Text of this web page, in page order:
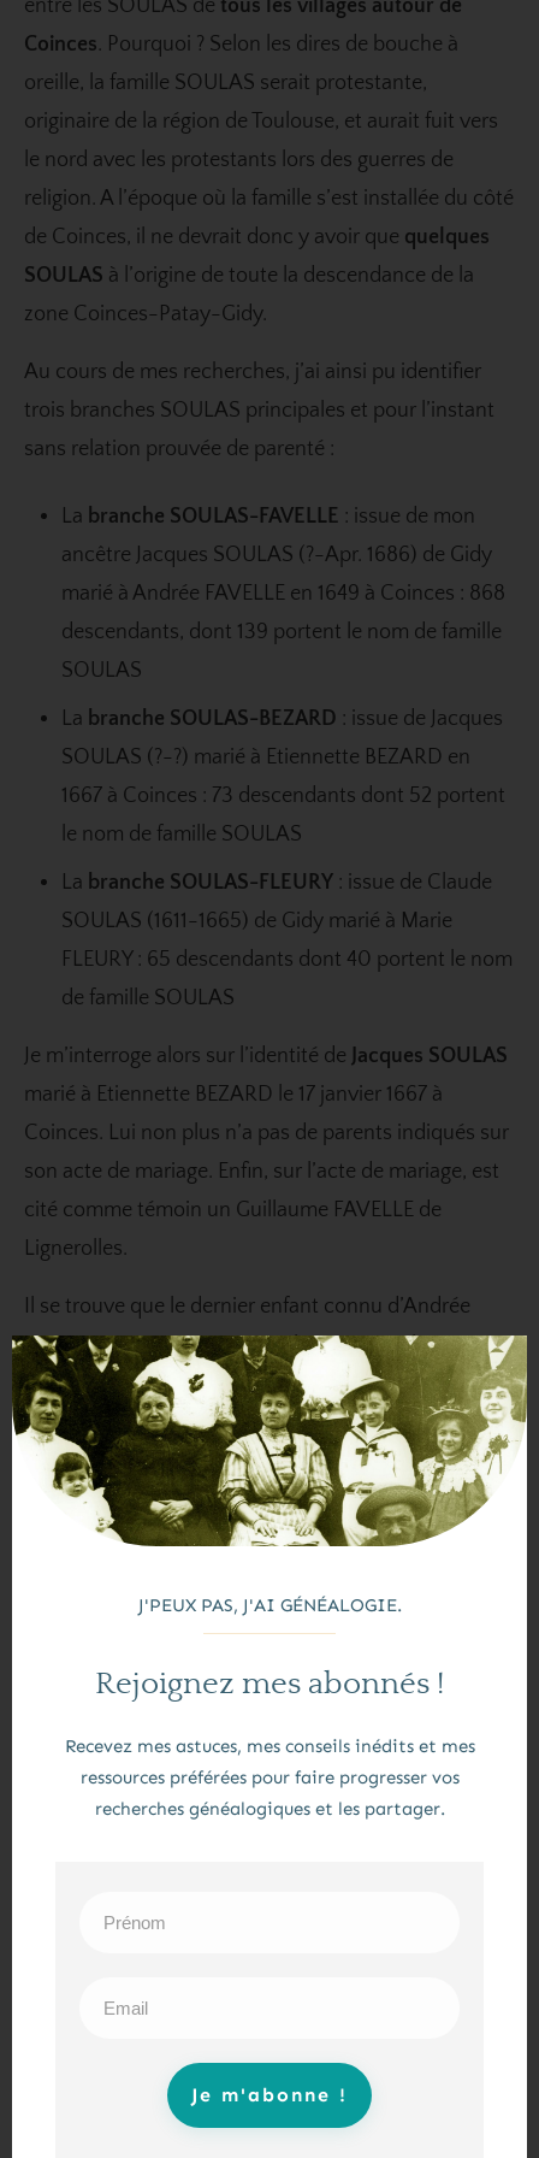
entre les SOULAS de tous les villages autour de
Coinces. Pourquoi ? Selon les dires de bouche à
oreille, la famille SOULAS serait protestante,
originaire de la région de Toulouse, et aurait fuit vers
le nord avec les protestants lors des guerres de
religion. A l’époque où la famille s’est installée du côté
de Coinces, il ne devrait donc y avoir que quelques
SOULAS à l’origine de toute la descendance de la
zone Coinces-Patay-Gidy.
Au cours de mes recherches, j’ai ainsi pu identifier
trois branches SOULAS principales et pour l’instant
sans relation prouvée de parenté :
La branche SOULAS-FAVELLE : issue de mon
ancêtre Jacques SOULAS (?-Apr. 1686) de Gidy
marié à Andrée FAVELLE en 1649 à Coinces : 868
descendants, dont 139 portent le nom de famille
SOULAS
La branche SOULAS-BEZARD : issue de Jacques
SOULAS (?-?) marié à Etiennette BEZARD en
1667 à Coinces : 73 descendants dont 52 portent
le nom de famille SOULAS
La branche SOULAS-FLEURY : issue de Claude
SOULAS (1611-1665) de Gidy marié à Marie
FLEURY : 65 descendants dont 40 portent le nom
de famille SOULAS
Je m’interroge alors sur l’identité de Jacques SOULAS
marié à Etiennette BEZARD le 17 janvier 1667 à
Coinces. Lui non plus n’a pas de parents indiqués sur
son acte de mariage. Enfin, sur l’acte de mariage, est
cité comme témoin un Guillaume FAVELLE de
Lignerolles.
Il se trouve que le dernier enfant connu d’Andrée
FAVELLE est né en 1666. Et selon un généalogiste sur
Geneanet, il semblerait qu’Andrée ait eu un frère
nommé Guillaume. Voilà alors mon hypothèse : mon
ancêtre Jacques aurait pu seremarieravec Etiennette
BEZARD après le décès de sa première femme, et
ainsi pratiquement tous les SOULAS de Coinces des
seul Jacques SOULAS.
J’aimerais pouvoir revérifier sur les actes de naissance
indice, car malheureusement à l’époque où j’ai fait
mes premières recherches, je n’ai pas eu le réflexe de
noter toutes les informations venant des actes de
témoins. C’est pourquoi j’attends beaucoup de la
suite de la mise en ligne des Archives
Départementales du Loiret, pour reprendre
proprement le dépouillement… et peut-être pouvoir
J'PEUX PAS, J'AI GÉNÉALOGIE.
Rejoignez mes abonnés !
Recevez mes astuces, mes conseils inédits et mes
ressources préférées pour faire progresser vos
recherches généalogiques et les partager.
Je m'abonne !